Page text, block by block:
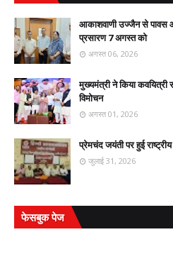
आकाशवाणी उज्जैन से पावस
प्रसारण 7 अगस्त को
अगस्त 06, 2026
मुख्यमंत्री ने किया कवयित्री
विमोचन
अगस्त 01, 2026
प्रेमचंद जयंती पर हुई राष्ट्रीय
जुलाई 31, 2026
फेसबुक पेज